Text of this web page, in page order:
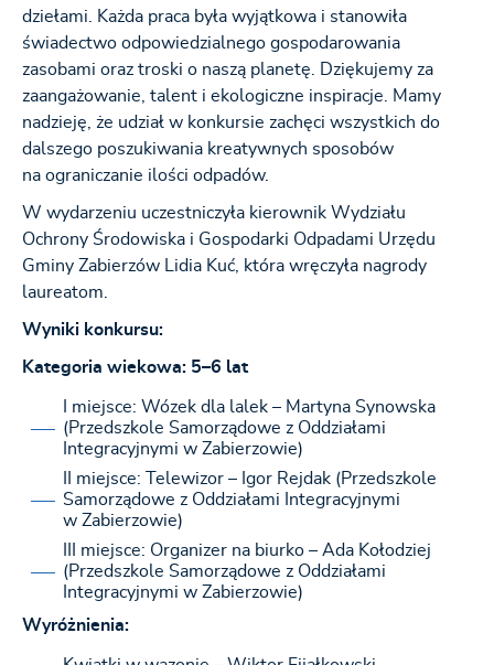
dziełami. Każda praca była wyjątkowa i stanowiła
świadectwo odpowiedzialnego gospodarowania
zasobami oraz troski o naszą planetę. Dziękujemy za
zaangażowanie, talent i ekologiczne inspiracje. Mamy
nadzieję, że udział w konkursie zachęci wszystkich do
dalszego poszukiwania kreatywnych sposobów
na ograniczanie ilości odpadów.
W wydarzeniu uczestniczyła kierownik Wydziału
Ochrony Środowiska i Gospodarki Odpadami Urzędu
Gminy Zabierzów Lidia Kuć, która wręczyła nagrody
laureatom.
Wyniki konkursu:
Kategoria wiekowa: 5–6 lat
I miejsce: Wózek dla lalek – Martyna Synowska
(Przedszkole Samorządowe z Oddziałami
Integracyjnymi w Zabierzowie)
II miejsce: Telewizor – Igor Rejdak (Przedszkole
Samorządowe z Oddziałami Integracyjnymi
w Zabierzowie)
III miejsce: Organizer na biurko – Ada Kołodziej
(Przedszkole Samorządowe z Oddziałami
Integracyjnymi w Zabierzowie)
Wyróżnienia: